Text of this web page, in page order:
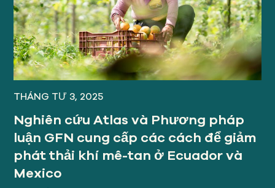
THÁNG TƯ 3, 2025
Nghiên cứu Atlas và Phương pháp
luận GFN cung cấp các cách để giảm
phát thải khí mê-tan ở Ecuador và
Mexico